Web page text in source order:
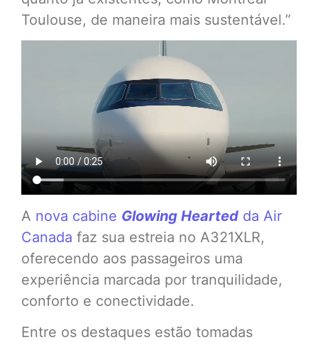
Toulouse, de maneira mais sustentável.”
A nova cabine Glowing Hearted da Air
Canada faz sua estreia no A321XLR,
oferecendo aos passageiros uma
experiência marcada por tranquilidade,
conforto e conectividade.
Entre os destaques estão tomadas